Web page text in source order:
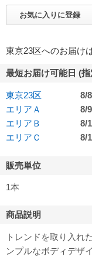
お気に入りに登録
東京23区へのお届け
最短お届け可能日 (
東京23区 8/8
エリアＡ
8/9
エリアＢ
8/
エリアＣ
8/
販売単位
1本
商品説明
トレンドを取り入れ
ンプルなボディデザ